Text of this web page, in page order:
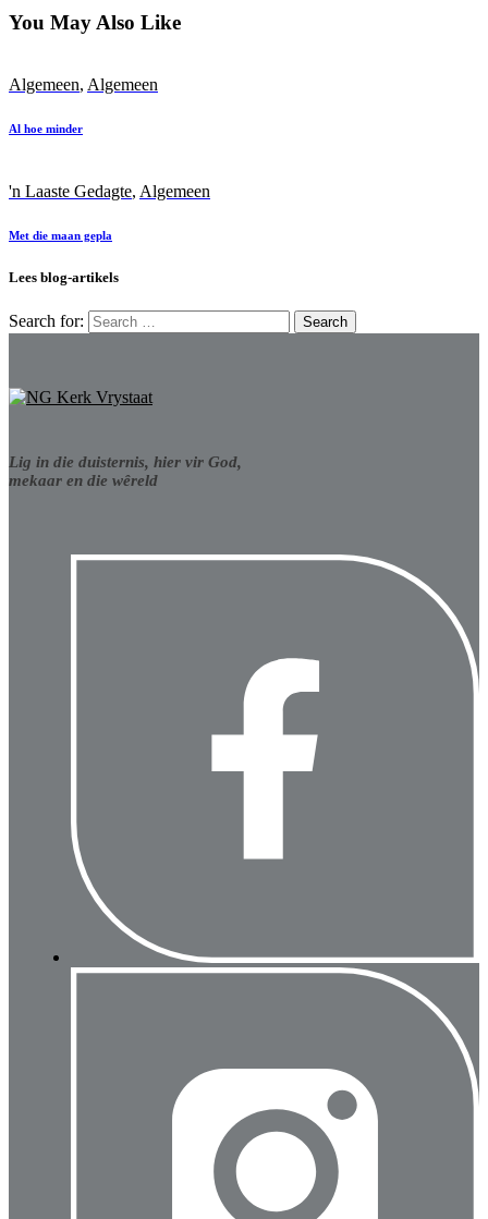
You May Also Like
Algemeen, Algemeen
Al hoe minder
'n Laaste Gedagte, Algemeen
Met die maan gepla
Lees blog-artikels
Search for:
Lig in die duisternis, hier vir God,
mekaar en die wêreld